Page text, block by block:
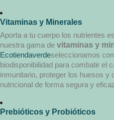
Vitaminas y Minerales
Aporta a tu cuerpo los nutrientes
nuestra gama de vitaminas y
Ecotiendaverdeseleccionamos
biodisponibilidad para combatir el
inmunitario, proteger los huesos y
nutricional de forma segura y
Prebióticos y Probióticos